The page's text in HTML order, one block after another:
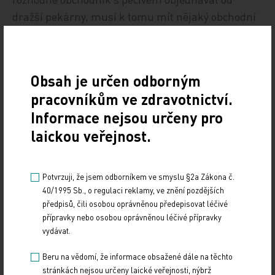
dražší pekárny, musí k tomu mít nějaký obchodní
musí spolupracovat s nespolehlivou pekárnou a
nesmí se spolehlivou. Schválně, znáte, že by někde
fungoval takový obchodní vztah?
si soukromý lékař (nebo soukromé zdravotnické
zařízení) mohl vybírat svobodně své obchodní
partnery. Pokud s nimi bude chtít spolupracovat,
tak bude, pokud ne, tak spolupráci ukončí. Nebo
ani nenaváže. Jenže tak to ve zdravotnictví
nefunguje. Obchodního partnera lékařovi vybírá
Obsah je určen odborným
pracovníkům ve zdravotnictví.
Informace nejsou určeny pro
laickou veřejnost.
Potvrzuji, že jsem odborníkem ve smyslu §2a Zákona č.
40/1995 Sb., o regulaci reklamy, ve znění pozdějších
předpisů, čili osobou oprávněnou předepisovat léčivé
přípravky nebo osobou oprávněnou léčivé přípravky
vydávat.
Beru na vědomí, že informace obsažené dále na těchto
stránkách nejsou určeny laické veřejnosti, nýbrž